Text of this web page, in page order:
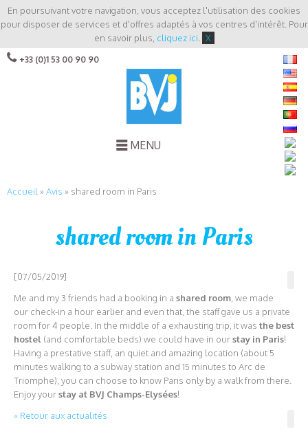
En poursuivant votre navigation, vous acceptez l'utilisation des cookies
pour disposer de services et d'offres adaptés à vos centres d'intérêt. Pour
en savoir plus, cliquez ici X
+33 (0)1 53 00 90 90
MENU
Accueil »Avis » shared room in Paris
shared room in Paris
[07/05/2019]
Me and my 3 friends had a booking in a shared room, we made
our check-in a hour earlier and even that, the staff gave us a private
room for 4 people. In the middle of a exhausting trip, it was the best
hostel (and comfortable beds) we could have in ourstay in Paris!
Having a prestative staff, an quiet and amazing location (about 5
minutes walking to a subway station and 15 minutes to Arc de
Triomphe), you can choose to know Paris only by a walk from there.
Enjoy yourstay at BVJ Champs-Elysées!
« Retour aux actualités